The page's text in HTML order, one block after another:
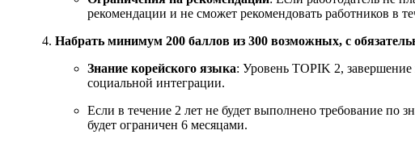
рекомендации и не сможет рекомендовать работников в
Набрать минимум 200 баллов из 300 возможных, с
Знание корейского языка: Уровень TOPIK 2,
социальной интеграции.
Если в течение 2 лет не будет выполнено требование по
будет ограничен 6 месяцами.